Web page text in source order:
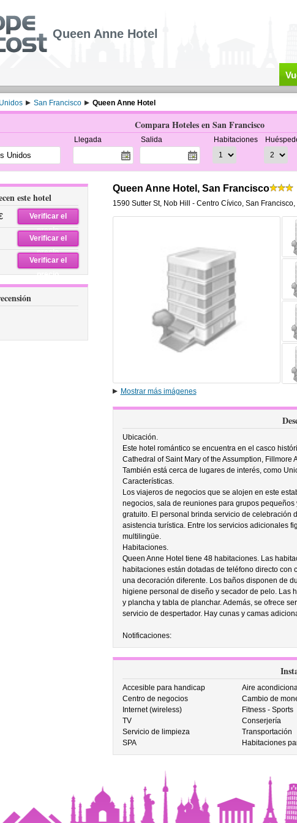
Queen Anne Hotel
San Francisco Queen Anne Hotel
Compara Hoteles en San Francisco
Llegada Salida Habitaciones
este hotel
Verificar el
precio
Verificar el
precio
Verificar el
precio
Queen Anne Hotel, San Francisco
1590 Sutter St, Nob Hill - Centro Cívico, San Francisco,
Mostrar más imágenes
Ubicación.
Este hotel romántico se encuentra en el casco
Cathedral of Saint Mary of the Assumption, Fillmore
También está cerca de lugares de interés, como
Características.
Los viajeros de negocios que se alojen en este
negocios, sala de reuniones para grupos
gratuito. El personal brinda servicio de celebración
asistencia turística. Entre los servicios adicionales
multilingüe.
Habitaciones.
Queen Anne Hotel tiene 48 habitaciones. Las
habitaciones están dotadas de teléfono directo
una decoración diferente. Los baños disponen de
higiene personal de diseño y secador de pelo. Las
y plancha y tabla de planchar. Además, se ofrece
servicio de despertador. Hay cunas y camas
Notificaciones:
Accesible para handicap Aire
Centro de negocios
Cambio de
Internet (wireless)
Fitness - Sports
TV
Conserjería
Servicio de limpieza
Transportación
SPA
Habitaciones